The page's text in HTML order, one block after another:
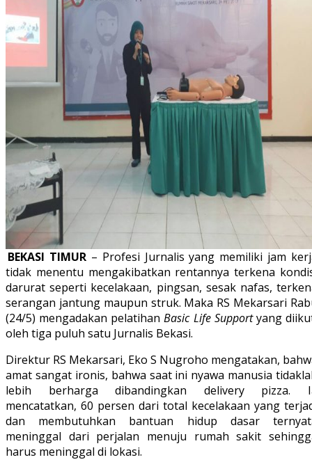
BEKASI TIMUR– Profesi Jurnalis yang memiliki jam
tidak menentu mengakibatkan rentannya terkena
darurat seperti kecelakaan, pingsan, sesak nafas,
serangan jantung maupun struk. Maka RS Mekarsari
(24/5) mengadakan pelatihanBasic Life Supportyang
oleh tiga puluh satu Jurnalis Bekasi.
Direktur RS Mekarsari, Eko S Nugroho mengatakan,
amat sangat ironis, bahwa saat ini nyawa manusia
lebih berharga dibandingkan delivery pizza.
mencatatkan, 60 persen dari total kecelakaan yang
dan membutuhkan bantuan hidup dasar
meninggal dari perjalan menuju rumah sakit
harus meninggal di lokasi.